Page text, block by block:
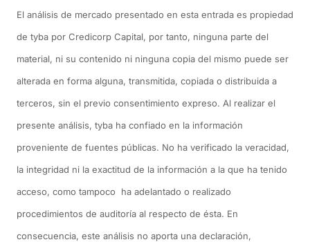
El análisis de mercado presentado en esta entrada es propiedad
de tyba por Credicorp Capital, por tanto, ninguna parte del
material, ni su contenido ni ninguna copia del mismo puede ser
alterada en forma alguna, transmitida, copiada o distribuida a
terceros, sin el previo consentimiento expreso. Al realizar el
presente análisis, tyba ha confiado en la información
proveniente de fuentes públicas. No ha verificado la veracidad,
la integridad ni la exactitud de la información a la que ha tenido
acceso, como tampoco ha adelantado o realizado
procedimientos de auditoría al respecto de ésta. En
consecuencia, este análisis no aporta una declaración,